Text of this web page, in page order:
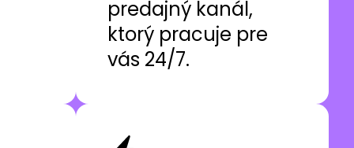
predajný kanál,
ktorý pracuje pre
vás 24/7.